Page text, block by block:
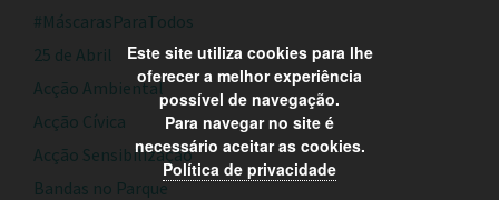
#MáscarasParaTodos
25 de Abril
Acção Ambiental
Acção Cívica
Acção Sensibilização
Bandas no Parque
Este site utiliza cookies para lhe
oferecer a melhor experiência
possível de navegação.
Para navegar no site é
necessário aceitar as cookies.
Política de privacidade